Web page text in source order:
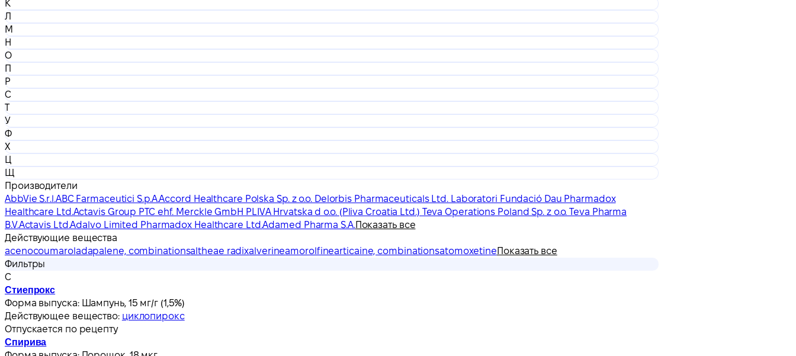
К
Л
М
Н
О
П
Р
С
Т
У
Ф
Х
Ц
Щ
Производители
AbbVie S.r.l.ABC Farmaceutici S.p.A.Accord Healthcare Polska Sp. z o.o. Delorbis Pharmaceuticals Ltd. Laboratori Fundació Dau Pharmadox
Healthcare Ltd.Actavis Group PTC ehf. Merckle GmbH PLIVA Hrvatska d o.o. (Pliva Croatia Ltd.) Teva Operations Poland Sp. z o.o. Teva Pharma
B.V.Actavis Ltd.Adalvo Limited Pharmadox Healthcare Ltd.Adamed Pharma S.A.Показать все
Действующие вещества
acenocoumaroladapalene, combinationsaltheae radixalverineamorolfinearticaine, combinationsatomoxetineПоказать все
Фильтры
С
Стиепрокс
Форма выпуска: Шампунь, 15 мг/г (1,5%)
Действующее вещество: циклопирокс
Отпускается по рецепту
Спирива